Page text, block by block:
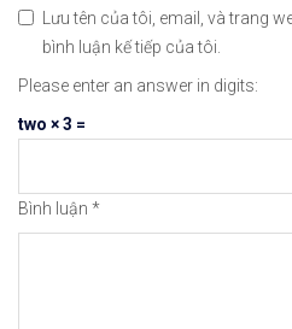
Lưu tên của tôi, email, và trang
bình luận kế tiếp của tôi.
Please enter an answer in digits:
two × 3 =
Bình luận *